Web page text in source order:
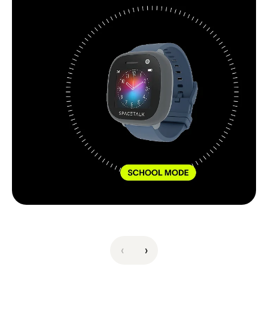
‹ ›